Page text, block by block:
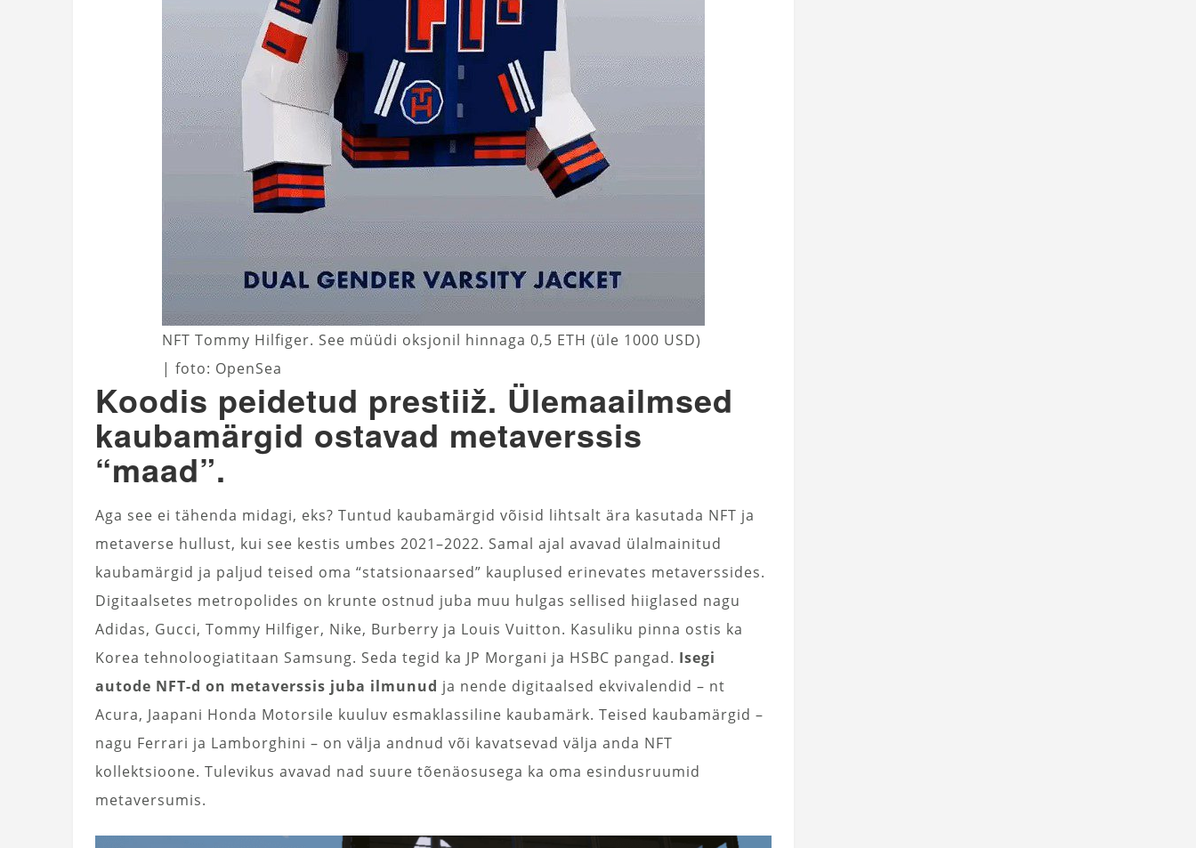
NFT Tommy Hilfiger. See müüdi oksjonil hinnaga 0,5 ETH (üle 1000 USD)
| foto: OpenSea
Koodis peidetud prestiiž. Ülemaailmsed
kaubamärgid ostavad metaverssis
“maad”.
Aga see ei tähenda midagi, eks? Tuntud kaubamärgid võisid lihtsalt ära kasutada NFT ja
metaverse hullust, kui see kestis umbes 2021–2022. Samal ajal avavad ülalmainitud
kaubamärgid ja paljud teised oma “statsionaarsed” kauplused erinevates metaverssides.
Digitaalsetes metropolides on krunte ostnud juba muu hulgas sellised hiiglased nagu
Adidas, Gucci, Tommy Hilfiger, Nike, Burberry ja Louis Vuitton. Kasuliku pinna ostis ka
Korea tehnoloogiatitaan Samsung. Seda tegid ka JP Morgani ja HSBC pangad. Isegi
autode NFT-d on metaverssis juba ilmunud ja nende digitaalsed ekvivalendid – nt
Acura, Jaapani Honda Motorsile kuuluv esmaklassiline kaubamärk. Teised kaubamärgid –
nagu Ferrari ja Lamborghini – on välja andnud või kavatsevad välja anda NFT
kollektsioone. Tulevikus avavad nad suure tõenäosusega ka oma esindusruumid
metaversumis.